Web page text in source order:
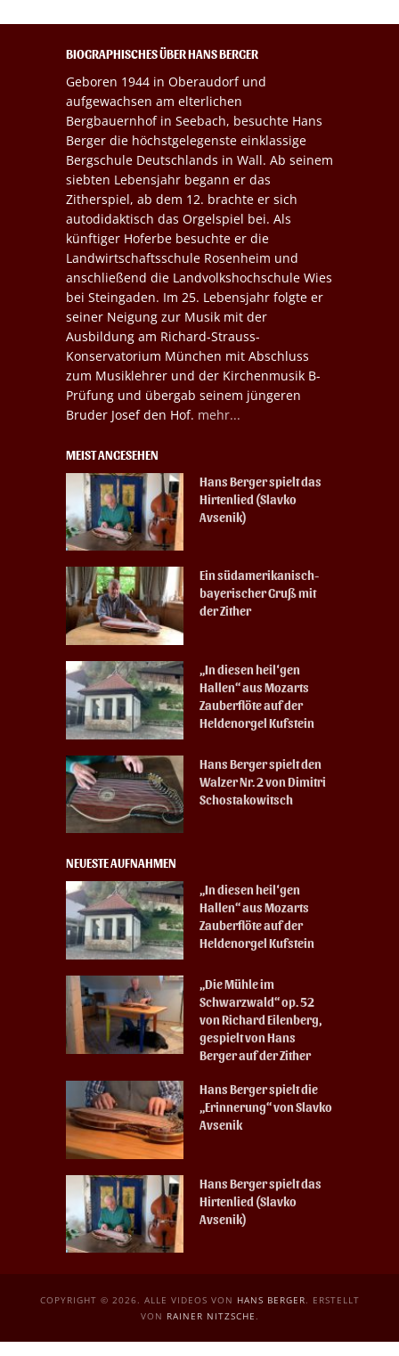
BIOGRAPHISCHES ÜBER HANS BERGER
Geboren 1944 in Oberaudorf und
aufgewachsen am elterlichen
Bergbauernhof in Seebach, besuchte Hans
Berger die höchstgelegenste einklassige
Bergschule Deutschlands in Wall. Ab seinem
siebten Lebensjahr begann er das
Zitherspiel, ab dem 12. brachte er sich
autodidaktisch das Orgelspiel bei. Als
künftiger Hoferbe besuchte er die
Landwirtschaftsschule Rosenheim und
anschließend die Landvolkshochschule Wies
bei Steingaden. Im 25. Lebensjahr folgte er
seiner Neigung zur Musik mit der
Ausbildung am Richard-Strauss-
Konservatorium München mit Abschluss
zum Musiklehrer und der Kirchenmusik B-
Prüfung und übergab seinem jüngeren
Bruder Josef den Hof. mehr...
MEIST ANGESEHEN
Hans Berger spielt das
Hirtenlied (Slavko
Avsenik)
Ein südamerikanisch-
bayerischer Gruß mit
der Zither
„In diesen heil‘gen
Hallen“ aus Mozarts
Zauberflöte auf der
Heldenorgel Kufstein
Hans Berger spielt den
Walzer Nr. 2 von Dimitri
Schostakowitsch
NEUESTE AUFNAHMEN
„In diesen heil‘gen
Hallen“ aus Mozarts
Zauberflöte auf der
Heldenorgel Kufstein
„Die Mühle im
Schwarzwald“ op. 52
von Richard Eilenberg,
gespielt von Hans
Berger auf der Zither
Hans Berger spielt die
„Erinnerung“ von Slavko
Avsenik
Hans Berger spielt das
Hirtenlied (Slavko
Avsenik)
COPYRIGHT © 2026. ALLE VIDEOS VON HANS BERGER. ERSTELLT
VON RAINER NITZSCHE .